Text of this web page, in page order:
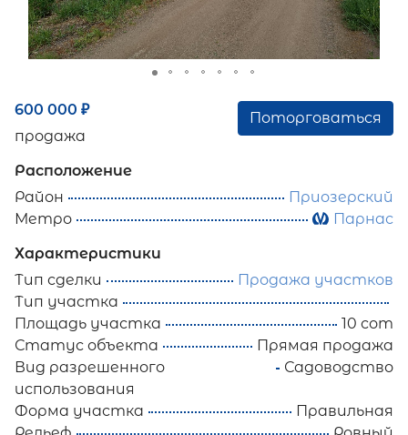
600 000 ₽
продажа
Поторговаться
Расположение
Район
Приозерский
Метро
Парнас
Характеристики
Тип сделки
Продажа участков
Тип участка
Площадь участка
10 сот
Статус объекта
Прямая продажа
Вид разрешенного
использования
Садоводство
Форма участка
Правильная